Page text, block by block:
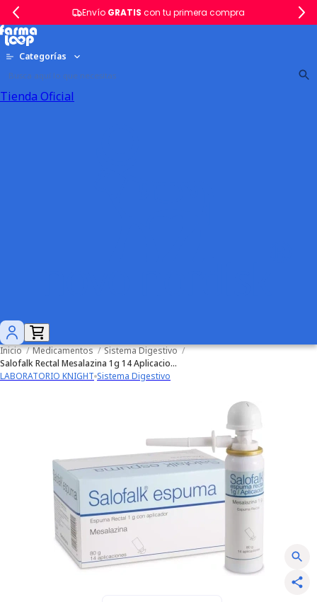
Envío GRATIS con tu primera compra
Categorías
Tienda Oficial
Inicio / Medicamentos / Sistema Digestivo /
Salofalk Rectal Mesalazina 1g 14 Aplicaciones
LABORATORIO KNIGHT Sistema Digestivo